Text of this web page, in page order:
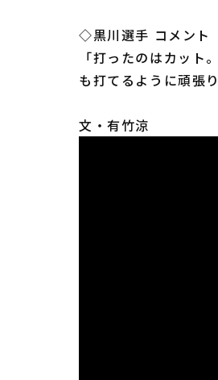
◇黒川選手 コメント
「打ったのはカッ
も打てるように頑張
文・有竹涼